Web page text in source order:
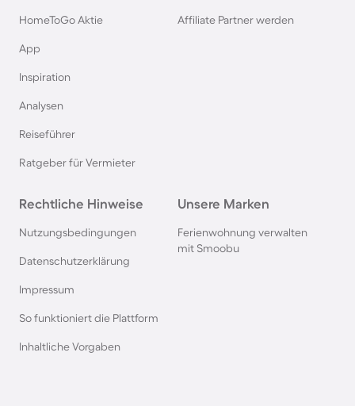
HomeToGo Aktie
App
Inspiration
Analysen
Reiseführer
Ratgeber für Vermieter
Affiliate Partner werden
Rechtliche Hinweise
Nutzungsbedingungen
Datenschutzerklärung
Impressum
So funktioniert die Plattform
Inhaltliche Vorgaben
Unsere Marken
Ferienwohnung verwalten
mit Smoobu